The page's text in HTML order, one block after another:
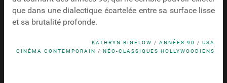
que dans une dialectique écartelée entre sa surface lisse
et sa brutalité profonde.
KATHRYN BIGELOW /ANNÉES 90 /USA
CINÉMA CONTEMPORAIN /NÉO-CLASSIQUES HOLLYWOODIENS